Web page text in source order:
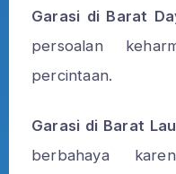
Garasi di Barat
persoalan
percintaan.
Garasi di Barat
berbahaya